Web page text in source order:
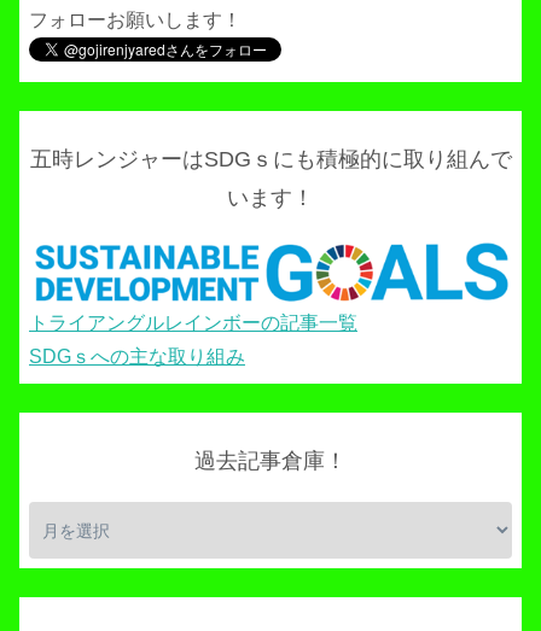
フォローお願いします！
五時レンジャーはSDGｓにも積極的に取り組んで
います！
トライアングルレインボーの記事一覧
SDGｓへの主な取り組み
過去記事倉庫！